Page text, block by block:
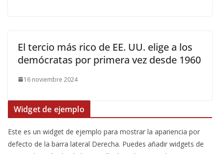
El tercio más rico de EE. UU. elige a los
demócratas por primera vez desde 1960
16 noviembre 2024
Widget de ejemplo
Este es un widget de ejemplo para mostrar la apariencia por
defecto de la barra lateral Derecha. Puedes añadir widgets de